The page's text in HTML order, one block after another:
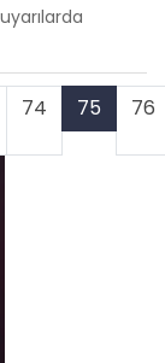
74 75 76